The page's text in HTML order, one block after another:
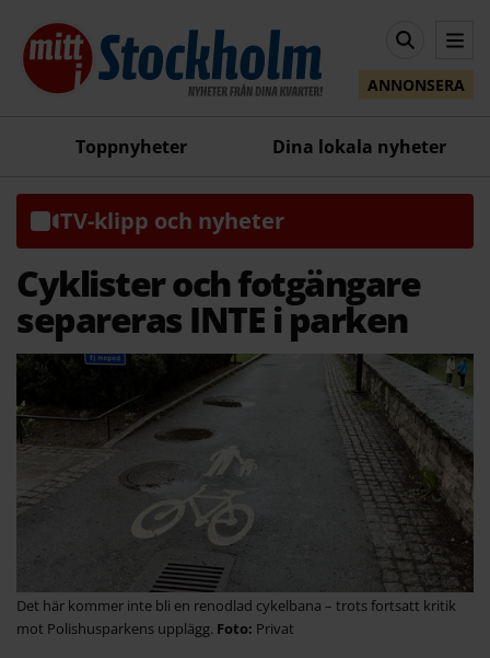
ANNONSERA
Toppnyheter Dina lokala nyheter
TV-klipp och nyheter
Cyklister och fotgängare
separeras INTE i parken
Det här kommer inte bli en renodlad cykelbana – trots fortsatt kritik
mot Polishusparkens upplägg.
Privat